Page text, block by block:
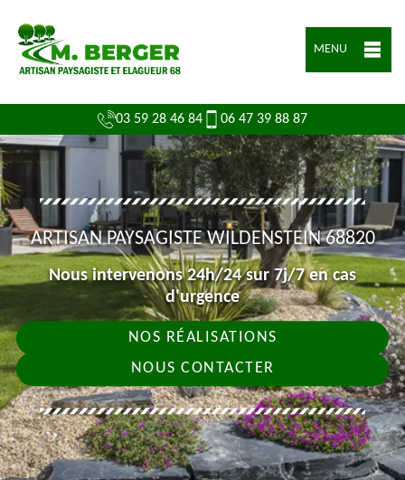
MENU
03 59 28 46 84 06 47 39 88 87
ARTISAN PAYSAGISTE WILDENSTEIN 68820
Nous intervenons 24h/24 sur 7j/7 en cas
d'urgence
NOS RÉALISATIONS
NOUS CONTACTER